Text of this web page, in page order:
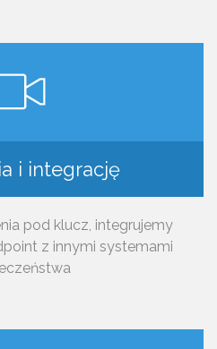
i integrację
pod klucz, integrujemy
z innymi systemami